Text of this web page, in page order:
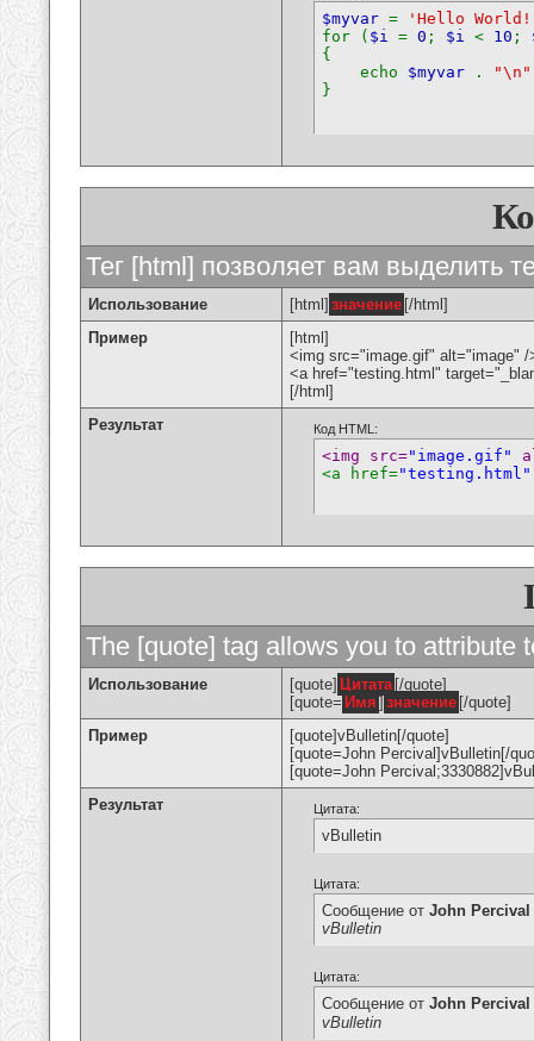
$myvar =
'Hello
for ( $i = 0 ; $i < 10 ;
{
echo $myvar . "\n"
}
Тег [html] позволяет вам выделить
Использование [html] значение [/html]
Пример
[html]
<img src="image.gif" alt="image" /
<a href="testing.html"
[/html]
Результат
Код HTML:
<img src="image.gif"
<a href="testing.html"
The [quote] tag allows you to attribute
Использование [quote] Цитата [/quote]
[quote= Имя ] значение [/quote]
Пример
[quote]vBulletin[/quote]
[quote=John Percival]vBulletin[/
[quote=John
Результат
Цитата:
vBulletin
Цитата:
Сообщение от John Percival
vBulletin
Цитата:
Сообщение от John Percival
vBulletin